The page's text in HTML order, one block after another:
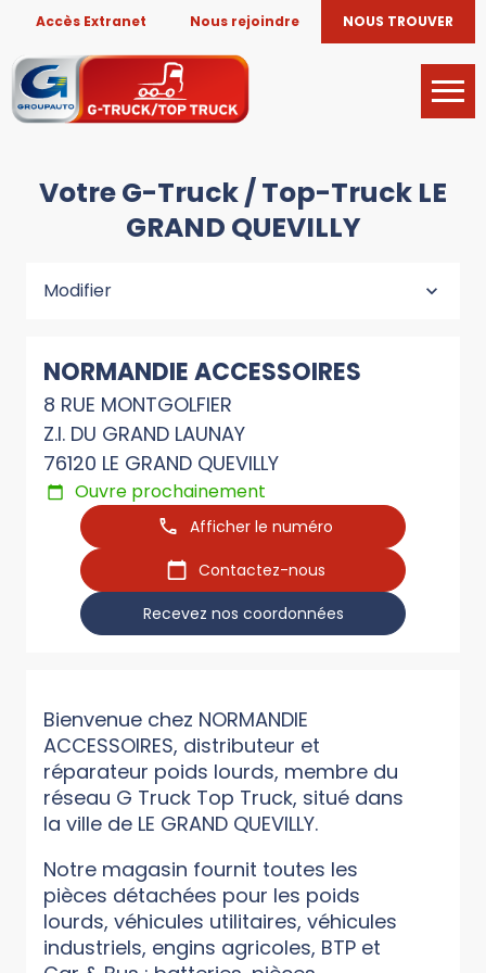
Accès Extranet Nous rejoindre NOUS TROUVER
Votre G-Truck / Top-Truck LE
GRAND QUEVILLY
Modifier
NORMANDIE ACCESSOIRES
8 RUE MONTGOLFIER
Z.I. DU GRAND LAUNAY
76120 LE GRAND QUEVILLY
Ouvre prochainement
Afficher le numéro
Contactez-nous
Recevez nos coordonnées
Bienvenue chez NORMANDIE
ACCESSOIRES, distributeur et
réparateur poids lourds, membre du
réseau G Truck Top Truck, situé dans
la ville de LE GRAND QUEVILLY.
Notre magasin fournit toutes les
pièces détachées pour les poids
lourds, véhicules utilitaires, véhicules
industriels, engins agricoles, BTP et